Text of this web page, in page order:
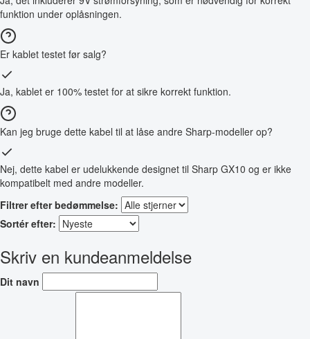
funktion under oplåsningen.
Er kablet testet før salg?
Ja, kablet er 100% testet for at sikre korrekt funktion.
Kan jeg bruge dette kabel til at låse andre Sharp-modeller op?
Nej, dette kabel er udelukkende designet til Sharp GX10 og er ikke
kompatibelt med andre modeller.
Filtrer efter bedømmelse:
Sortér efter:
Skriv en kundeanmeldelse
Dit navn